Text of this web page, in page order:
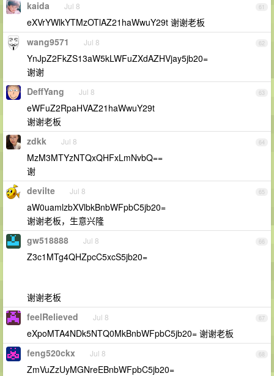
61
kaida Jul 8
eXVrYWlkYTMzOTlAZ21haWwuY29t 谢谢老板
62
wang9571 Jul 8
YnJpZ2FkZS13aW5kLWFuZXdAZHVjay5jb20=
谢谢
63
DeffYang Jul 8
eWFuZ2RpaHVAZ21haWwuY29t
谢谢老板
64
zdkk Jul 8
MzM3MTYzNTQxQHFxLmNvbQ==
谢
65
devilte Jul 8
aW0uamlzbXVlbkBnbWFpbC5jb20=
谢谢老板，生意兴隆
66
gw518888 Jul 8
Z3c1MTg4QHZpcC5xcS5jb20=
谢谢老板
67
feelRelieved Jul 8
eXpoMTA4NDk5NTQ0MkBnbWFpbC5jb20= 谢谢老板
68
feng520ckx Jul 8
ZmVuZzUyMGNreEBnbWFpbC5jb20=